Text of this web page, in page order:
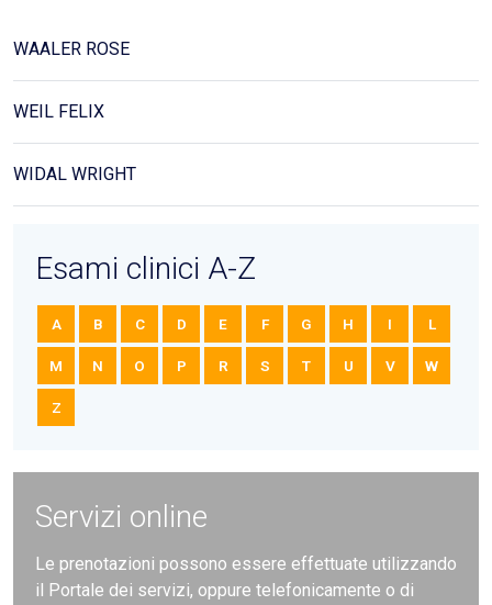
WAALER ROSE
WEIL FELIX
WIDAL WRIGHT
Esami clinici A-Z
A B C D E F G H I L
M N O P R S T U V W
Z
Servizi online
Le prenotazioni possono essere effettuate utilizzando
il Portale dei servizi, oppure telefonicamente o di